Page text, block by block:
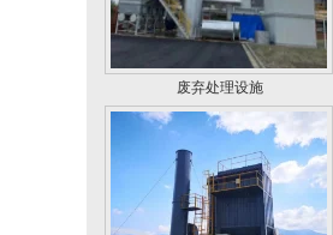
废弃处理设施